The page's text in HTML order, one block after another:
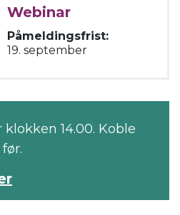
Webinar
Påmeldingsfrist:
19. september
14.00. Koble